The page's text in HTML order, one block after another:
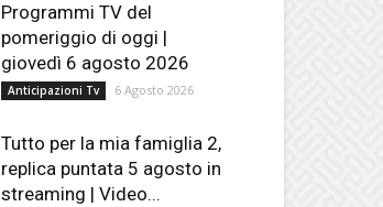
Programmi TV del
pomeriggio di oggi |
giovedì 6 agosto 2026
Anticipazioni Tv 6 Agosto 2026
Tutto per la mia famiglia 2,
replica puntata 5 agosto in
streaming | Video...